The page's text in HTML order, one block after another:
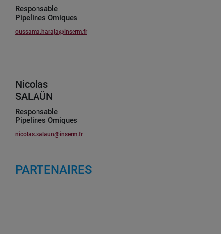
Responsable
Pipelines Omiques
oussama.haraja@inserm.fr
Nicolas
SALAÜN
Responsable
Pipelines Omiques
nicolas.salaun@inserm.fr
PARTENAIRES